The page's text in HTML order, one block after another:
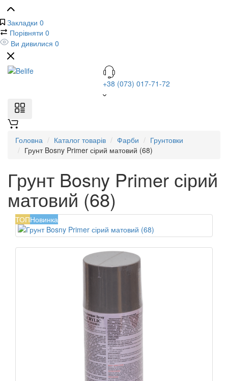
Закладки 0
Порівняти 0
Ви дивилися 0
+38 (073) 017-71-72
Головна Каталог товарів Фарби
Грунтовки
Грунт Bosny Primer сірий матовий (68)
Грунт Bosny Primer сірий
матовий (68)
ТОПНовинка